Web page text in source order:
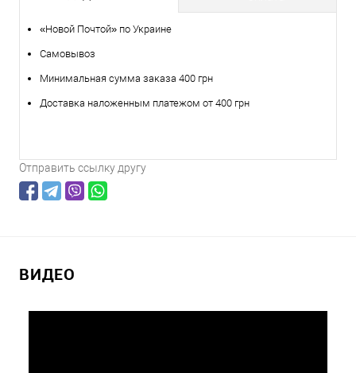
«Новой Почтой» по Украине
Самовывоз
Минимальная сумма заказа 400 грн
Доставка наложенным платежом от 400 грн
Отправить ссылку другу
ВИДЕО